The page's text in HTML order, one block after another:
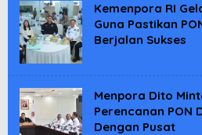
Kemenpora RI
Guna Pastikan
Berjalan Sukses
Menpora Dito
Perencanan PON
Dengan Pusat